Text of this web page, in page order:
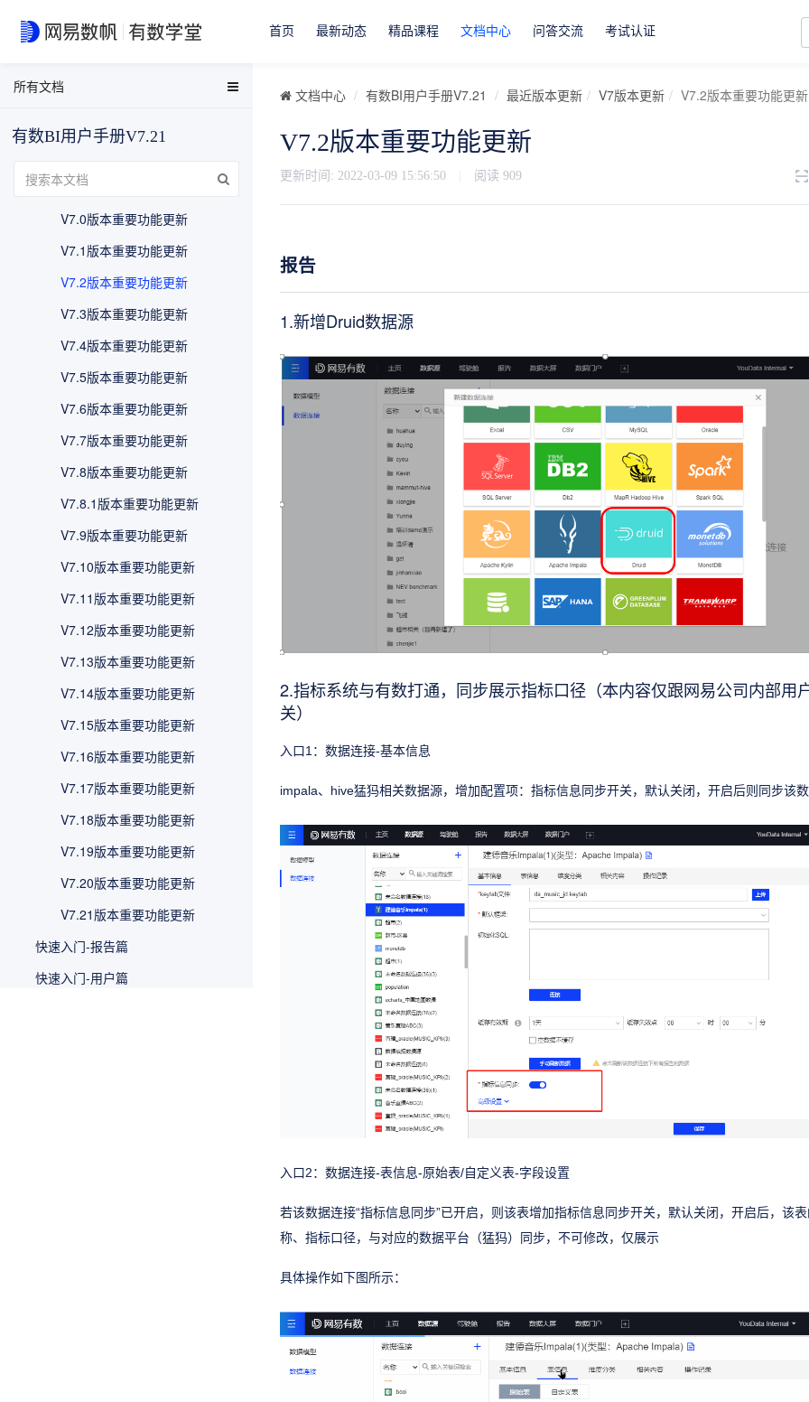
首页 最新动态 精品课程 文档中心 问答交流 考试认证
文档中心 有数BI用户手册V7.21 最近版本更新 V7版本更新 V7.2版本重要功能更新
V7.2版本重要功能更新
更新时间: 2022-03-09 15:56:50 阅读 909
报告
1.新增Druid数据源
2.指标系统与有数打通，同步展示指标口径（本内容仅跟网易公司内部用
关）
入口1：数据连接-基本信息
impala、hive猛犸相关数据源，增加配置项：指标信息同步开关，默认关闭，开启后则同步该
入口2：数据连接-表信息-原始表/自定义表-字段设置
若该数据连接“指标信息同步”已开启，则该表增加指标信息同步开关，默认关闭，开启后，该
称、指标口径，与对应的数据平台（猛犸）同步，不可修改，仅展示
具体操作如下图所示：
所有文档
EasyData用户手册
数据分析与可视化用户手册
有数BI FAQ
有数BI用户手册V7.21
最近版本更新
V7版本更新
V7.0版本重要功能更新
V7.1版本重要功能更新
V7.2版本重要功能更新
V7.3版本重要功能更新
V7.4版本重要功能更新
V7.5版本重要功能更新
V7.6版本重要功能更新
V7.7版本重要功能更新
V7.8版本重要功能更新
V7.8.1版本重要功能更新
V7.9版本重要功能更新
V7.10版本重要功能更新
V7.11版本重要功能更新
V7.12版本重要功能更新
V7.13版本重要功能更新
V7.14版本重要功能更新
V7.15版本重要功能更新
V7.16版本重要功能更新
V7.17版本重要功能更新
V7.18版本重要功能更新
V7.19版本重要功能更新
V7.20版本重要功能更新
V7.21版本重要功能更新
快速入门-报告篇
快速入门-用户篇